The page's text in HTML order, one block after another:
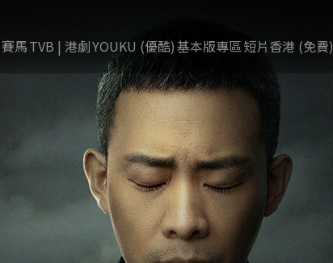
賽馬TVB | 港劇YOUKU (優酷)基本版專區短片香港 (免費)